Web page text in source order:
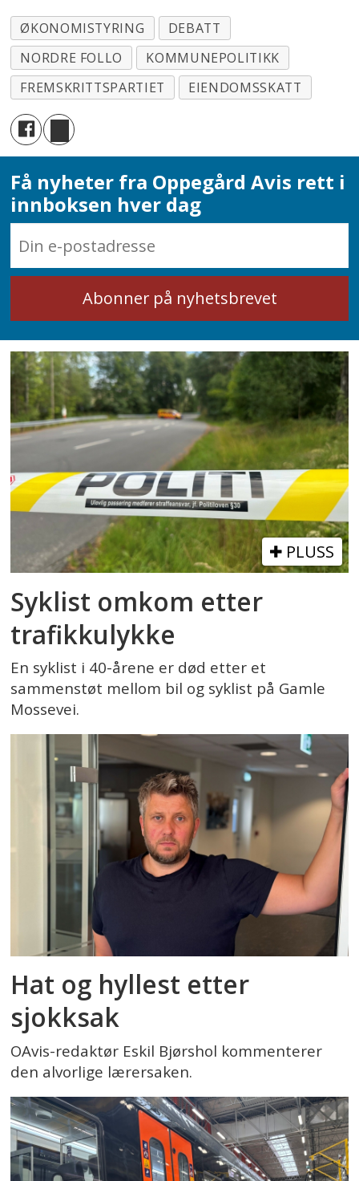
ØKONOMISTYRING
DEBATT
NORDRE FOLLO
KOMMUNEPOLITIKK
FREMSKRITTSPARTIET
EIENDOMSSKATT
Få nyheter fra Oppegård Avis rett i
innboksen hver dag
PLUSS
Syklist omkom etter
trafikkulykke
En syklist i 40-årene er død etter et
sammenstøt mellom bil og syklist på Gamle
Mossevei.
Hat og hyllest etter
sjokksak
OAvis-redaktør Eskil Bjørshol kommenterer
den alvorlige lærersaken.